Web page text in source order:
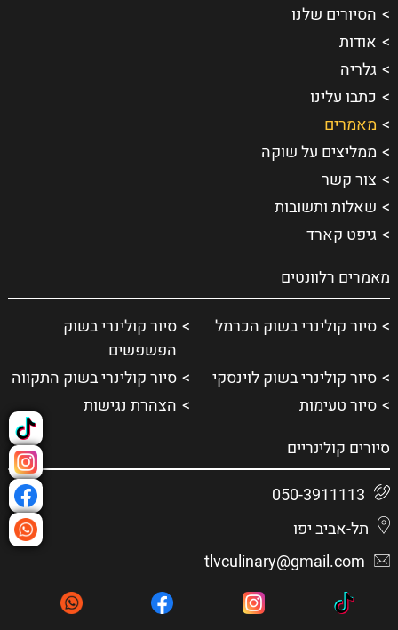
הסיורים שלנו
אודות
גלריה
כתבו עלינו
מאמרים
ממליצים על שוקה
צור קשר
שאלות ותשובות
גיפט קארד
מאמרים רלוונטים
סיור קולינרי בשוק הכרמל
סיור קולינרי בשוק
הפשפשים
סיור קולינרי בשוק לוינסקי
סיור קולינרי בשוק התקווה
סיור טעימות
הצהרת נגישות
סיורים קולינריים
050-3911113
תל-אביב יפו
tlvculinary@gmail.com